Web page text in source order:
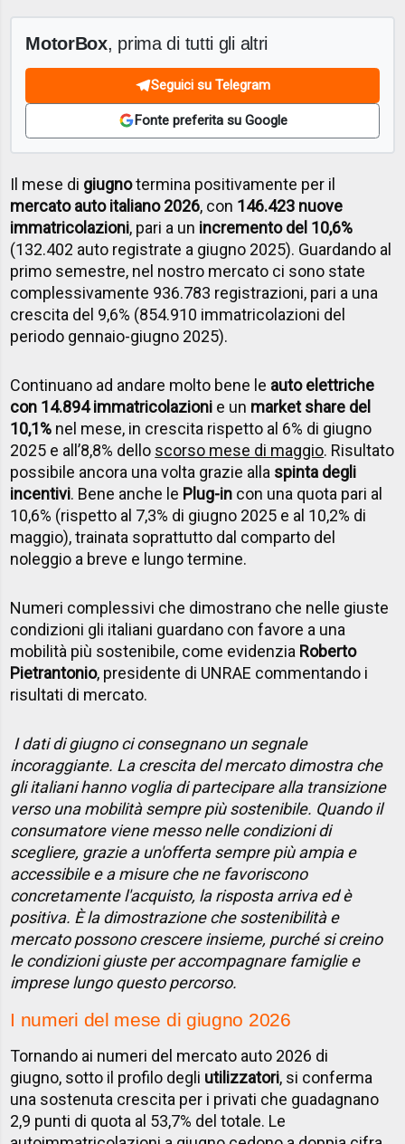
MotorBox, prima di tutti gli altri
Seguici su Telegram
Fonte preferita su Google
Il mese di giugnotermina positivamente per il
mercato auto italiano 2026, con 146.423 nuove
immatricolazioni, pari a un incremento del 10,6%
(132.402 auto registrate a giugno 2025). Guardando al
primo semestre, nel nostro mercato ci sono state
complessivamente 936.783 registrazioni, pari a una
crescita del 9,6% (854.910 immatricolazioni del
periodo gennaio-giugno 2025).
Continuano ad andare molto bene le auto elettriche
con 14.894 immatricolazioni e un market share del
10,1% nel mese, in crescita rispetto al 6% di giugno
2025 e all’8,8% dello scorso mese di maggio. Risultato
possibile ancora una volta grazie alla spinta degli
incentivi. Bene anche le Plug-in con una quota pari al
10,6% (rispetto al 7,3% di giugno 2025 e al 10,2% di
maggio), trainata soprattutto dal comparto del
noleggio a breve e lungo termine.
Numeri complessivi che dimostrano che nelle giuste
condizioni gli italiani guardano con favore a una
mobilità più sostenibile, come evidenzia Roberto
Pietrantonio, presidente di UNRAE commentando i
risultati di mercato.
I dati di giugno ci consegnano un segnale
incoraggiante. La crescita del mercato dimostra che
gli italiani hanno voglia di partecipare alla transizione
verso una mobilità sempre più sostenibile. Quando il
consumatore viene messo nelle condizioni di
scegliere, grazie a un'offerta sempre più ampia e
accessibile e a misure che ne favoriscono
concretamente l'acquisto, la risposta arriva ed è
positiva. È la dimostrazione che sostenibilità e
mercato possono crescere insieme, purché si creino
le condizioni giuste per accompagnare famiglie e
imprese lungo questo percorso.
I numeri del mese di giugno 2026
Tornando ai numeri del mercato auto 2026 di
giugno, sotto il profilo degli utilizzatori, si conferma
una sostenuta crescita per i privati che guadagnano
2,9 punti di quota al 53,7% del totale. Le